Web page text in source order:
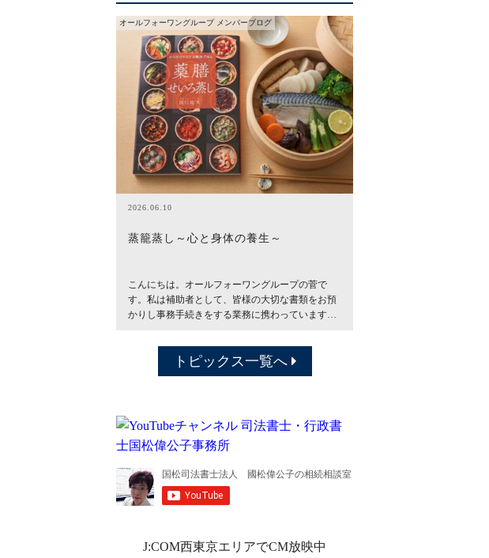
オールフォーワングループ メンバーブログ
2026.06.10
蒸籠蒸し～心と身体の養生～
こんにちは。オールフォーワングループの菅で
す。私は補助者として、皆様の大切な書類をお預
かりし事務手続きをする業務に携わっています…
トピックス一覧へ
J:COM西東京エリアでCM放映中